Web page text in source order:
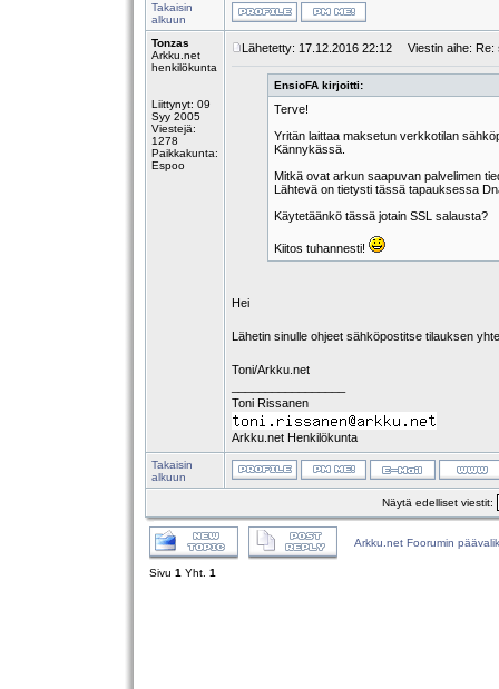
Takaisin
alkuun
Tonzas
Arkku.net
henkilökunta
Liittynyt: 09
Syy 2005
Viestejä:
1278
Paikkakunta:
Espoo
Lähetetty: 17.12.2016 22:12 Viestin aihe: Re:
EnsioFA kirjoitti:
Terve!
Yritän laittaa maksetun verkkotilan
Kännykässä.
Mitkä ovat arkun saapuvan palvelimen
Lähtevä on tietysti tässä tapauksessa
Käytetäänkö tässä jotain SSL salausta?
Kiitos tuhannesti!
Hei
Lähetin sinulle ohjeet sähköpostitse tilauksen
Toni/Arkku.net
Toni Rissanen
Arkku.net Henkilökunta
Takaisin
alkuun
Näytä edelliset viestit:
Arkku.net Foorumin
Sivu 1 Yht. 1